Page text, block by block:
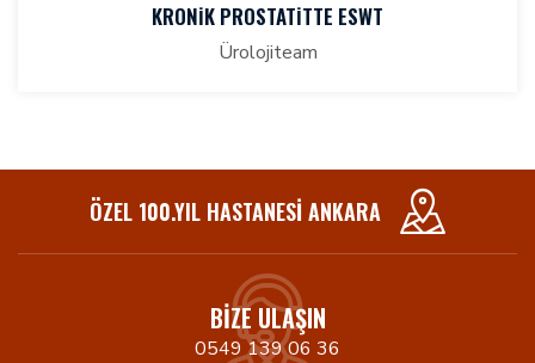
KRONİK PROSTATİTTE ESWT
Ürolojiteam
ÖZEL 100.YIL HASTANESI ANKARA
BIZE ULAŞIN
0549 139 06 36